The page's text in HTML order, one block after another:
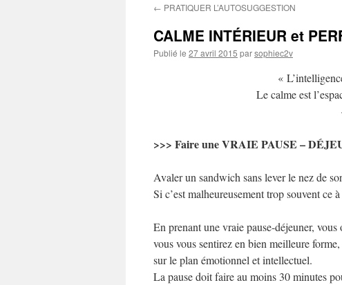
contenu
← PRATIQUER L’AUTOSUGGESTION
CALME INTÉRIEUR et
Publié le 27 avril 2015 parsophiec2v
«
Le calme est
>>> Faire une VRAIE PAUSE –
Avaler un sandwich sans lever le nez de
Si c’est malheureusement trop souvent
En prenant une vraie pause-déjeuner,
vous vous sentirez en bien meilleure forme,
sur le plan émotionnel et intellectuel.
La pause doit faire au moins 30 minutes